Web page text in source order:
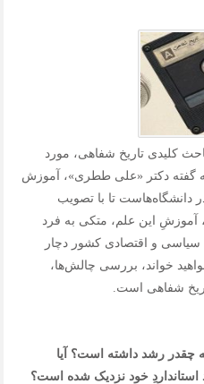
کلیدی تاریخ ‌شفاهی، مورد
گفته دکتر «علی ططری»، آموزش
دانشگاه‌هاست تا با تصویب
آموزشِ این علم، متکی به فرد
سیاسی و اقتصادی کشور دچار
خواند، بررسی چالش‌ها،
شفاهی است.
چقدر رشد داشته است؟ آیا
خود نزدیک شده است؟